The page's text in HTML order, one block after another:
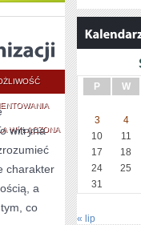
PRACA
I
PSYCHOLOGIA
ORGANIZACJI
WYŁĄCZONA
witryna
charakter
a
co
P W
3
4
10
11
17
18
24
25
31
« lip